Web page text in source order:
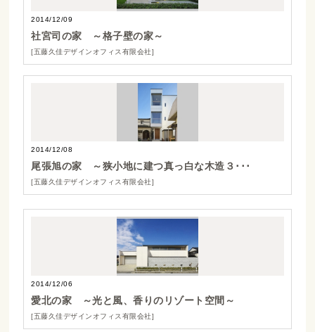
2014/12/09
社宮司の家 ～格子壁の家～
[五藤久佳デザインオフィス有限会社]
2014/12/08
尾張旭の家 ～狭小地に建つ真っ白な木造３･･･
[五藤久佳デザインオフィス有限会社]
2014/12/06
愛北の家 ～光と風、香りのリゾート空間～
[五藤久佳デザインオフィス有限会社]